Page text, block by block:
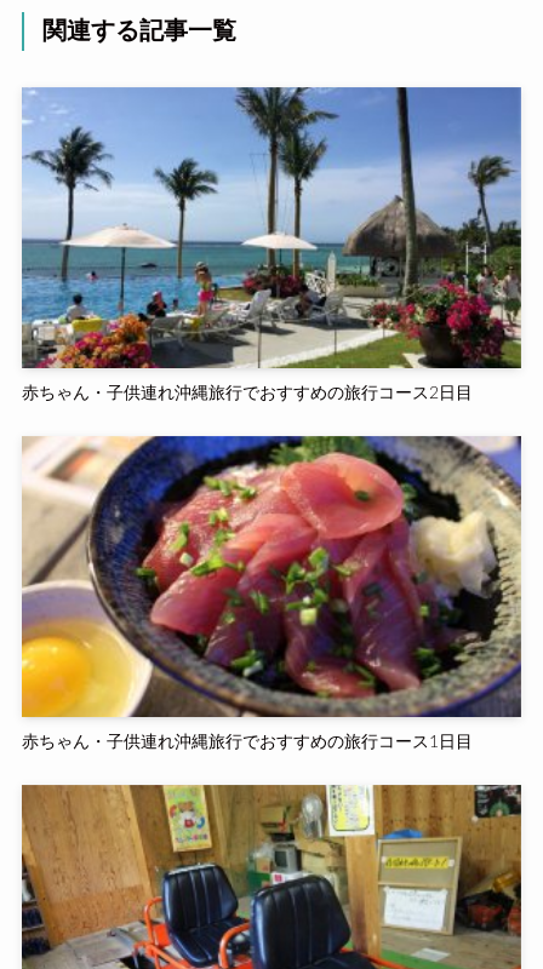
関連する記事一覧
赤ちゃん・子供連れ沖縄旅行でおすすめの旅行コース2日目
赤ちゃん・子供連れ沖縄旅行でおすすめの旅行コース1日目